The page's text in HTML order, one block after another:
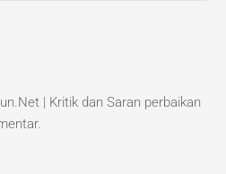
| Kritik dan Saran perbaikan